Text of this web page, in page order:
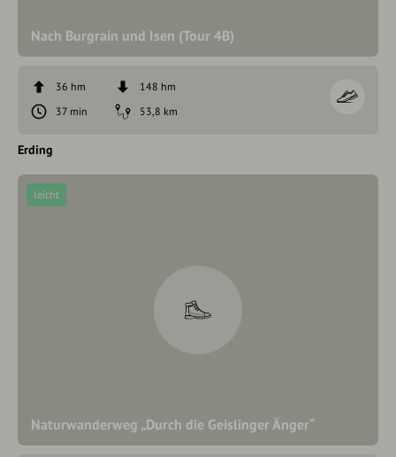
Nach Burgrain und Isen (Tour 4B)
36 hm
148 hm
37 min
53,8 km
Erding
Naturwanderweg „Durch die Geislinger Änger“
leicht